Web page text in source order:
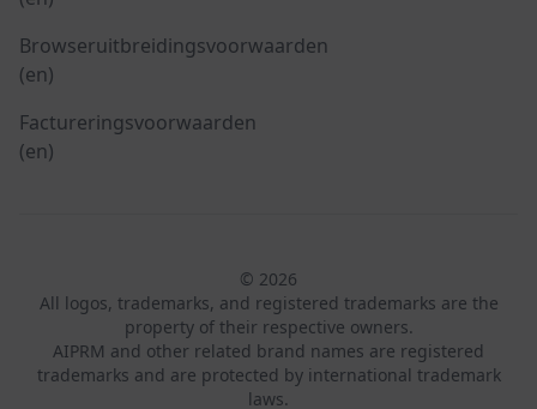
Browseruitbreidingsvoorwaarden
(en)
Factureringsvoorwaarden
(en)
© 2026
All logos, trademarks, and registered trademarks are the
property of their respective owners.
AIPRM and other related brand names are registered
trademarks and are protected by international trademark
laws.